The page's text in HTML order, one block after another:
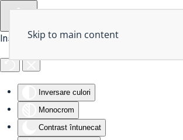
Instrumente de accesibilitate
Inversare culori
Monocrom
Contrast întunecat
Skip to main content